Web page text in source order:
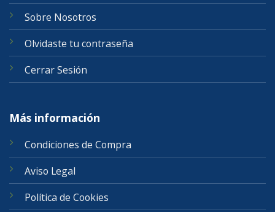
Sobre Nosotros
Olvidaste tu contraseña
Cerrar Sesión
Más información
Condiciones de Compra
Aviso Legal
Política de Cookies